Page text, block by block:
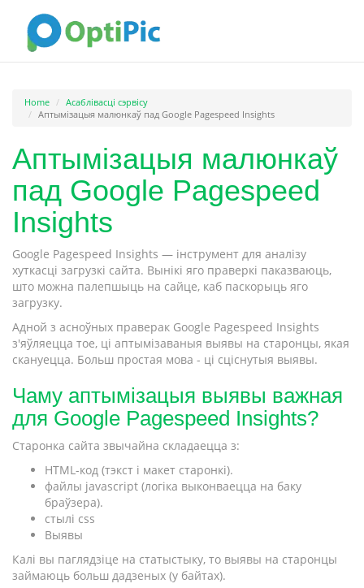
Home
Асаблівасці сэрвісу
Аптымізацыя малюнкаў пад Google Pagespeed Insights
Аптымізацыя малюнкаў
пад Google Pagespeed
Insights
Google Pagespeed Insights — інструмент для аналізу
хуткасці загрузкі сайта. Вынікі яго праверкі паказваюць,
што можна палепшыць на сайце, каб паскорыць яго
загрузку.
Адной з асноўных праверак Google Pagespeed Insights
з'яўляецца тое, ці аптымізаваныя выявы на старонцы, якая
скануецца. Больш простая мова - ці сціснутыя выявы.
Чаму аптымізацыя выявы важная
для Google Pagespeed Insights?
Старонка сайта звычайна складаецца з:
HTML-код (тэкст і макет старонкі).
файлы javascript (логіка выконваецца на баку
браўзера).
стылі css
Выявы
Калі вы паглядзіце на статыстыку, то выявы на старонцы
займаюць больш дадзеных (у байтах).